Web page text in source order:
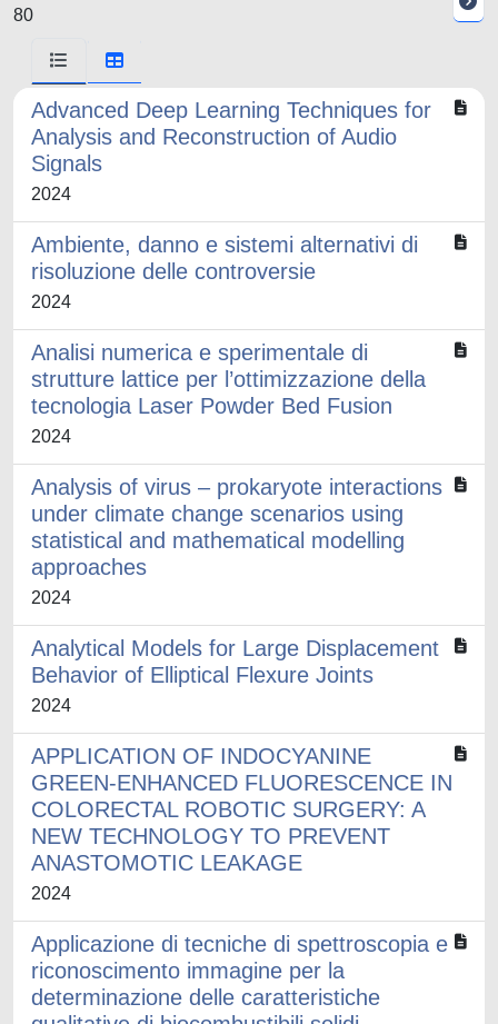
80
Advanced Deep Learning Techniques for
Analysis and Reconstruction of Audio
Signals
2024
Ambiente, danno e sistemi alternativi di
risoluzione delle controversie
2024
Analisi numerica e sperimentale di
strutture lattice per l’ottimizzazione della
tecnologia Laser Powder Bed Fusion
2024
Analysis of virus – prokaryote interactions
under climate change scenarios using
statistical and mathematical modelling
approaches
2024
Analytical Models for Large Displacement
Behavior of Elliptical Flexure Joints
2024
APPLICATION OF INDOCYANINE
GREEN-ENHANCED FLUORESCENCE IN
COLORECTAL ROBOTIC SURGERY: A
NEW TECHNOLOGY TO PREVENT
ANASTOMOTIC LEAKAGE
2024
Applicazione di tecniche di spettroscopia e
riconoscimento immagine per la
determinazione delle caratteristiche